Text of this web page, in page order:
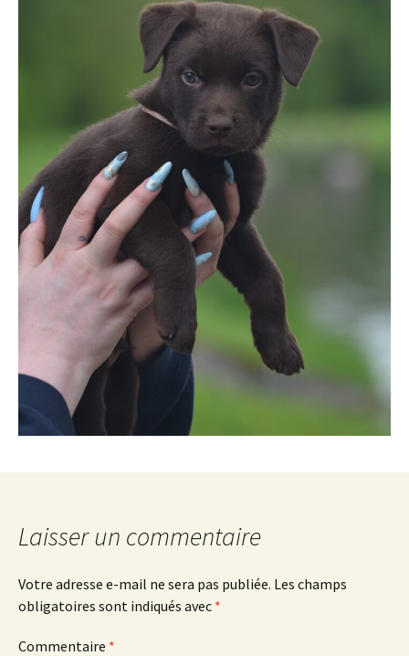
Laisser un commentaire
Votre adresse e-mail ne sera pas publiée. Les champs
obligatoires sont indiqués avec *
Commentaire *